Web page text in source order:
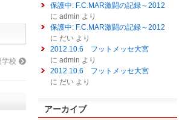
校
保護中: F.C.MAR激闘の記録～2012
に admin より
保護中: F.C.MAR激闘の記録～2012
に だい より
2012.10.6 フットメッセ大宮
に admin より
2012.10.6 フットメッセ大宮
に だい より
アーカイブ